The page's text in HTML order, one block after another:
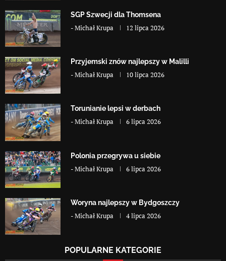
SGP Szwecji dla Thomsena
-Michał Krupa 12 lipca 2026
Przyjemski znów najlepszy w Malilli
-Michał Krupa 10 lipca 2026
Torunianie lepsi w derbach
-Michał Krupa 6 lipca 2026
Polonia przegrywa u siebie
-Michał Krupa 6 lipca 2026
Woryna najlepszy w Bydgoszczy
-Michał Krupa 4 lipca 2026
POPULARNE KATEGORIE